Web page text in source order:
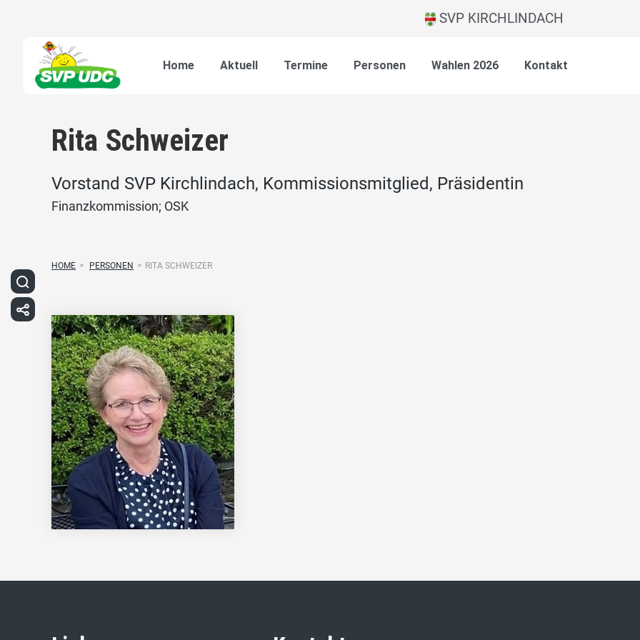
SVP KIRCHLINDACH
Home Aktuell Termine Personen Wahlen 2026 Kontakt
Rita Schweizer
Vorstand SVP Kirchlindach, Kommissionsmitglied, Präsidentin
Finanzkommission; OSK
HOME > PERSONEN > RITA SCHWEIZER